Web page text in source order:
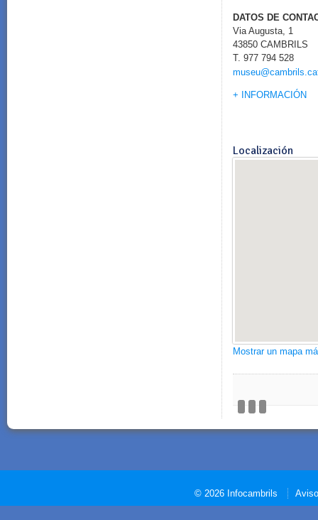
DATOS DE
Via Augusta, 1
43850 CAMBRILS
T. 977 794 528
+ INFORMACIÓN
Localización
Mostrar un mapa
© 2026 Infocambrils